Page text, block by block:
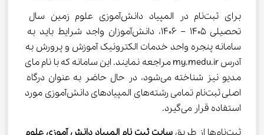
برای ثبت‌نام در المپیاد دانش‌آموزی علوم زمین سال
تحصیلی 1405 – 1406، دانش‌آموزان واجد شرایط باید به
سامانه پنجره واحد خدمات الکترونیک آموزش و پرورش به
آدرس my.medu.ir مراجعه نمایند. این سامانه که با نام مای
مدیو نیز شناخته می‌شود، در حال حاضر به عنوان درگاه
اصلی ثبت‌نام تمامی رشته‌های المپیادهای دانش‌آموزی مورد
استفاده قرار می‌گیرد.